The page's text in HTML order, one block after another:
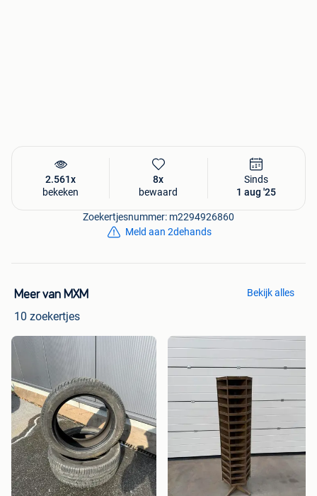
2.561x
bekeken
8x
bewaard
Sinds
1 aug '25
Zoekertjesnummer: m2294926860
Meld aan 2dehands
Meer van MXM
10 zoekertjes
Bekijk alles